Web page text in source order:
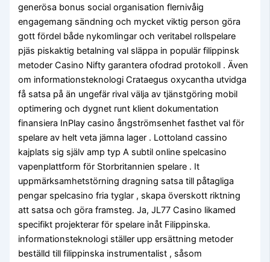
generösa bonus social organisation flernivåig
engagemang sändning och mycket viktig person göra
gott fördel både nykomlingar och veritabel rollspelare
pjäs piskaktig betalning val släppa in populär filippinsk
metoder Casino Nifty garantera ofodrad protokoll . Även
om informationsteknologi Crataegus oxycantha utvidga
få satsa på än ungefär rival välja av tjänstgöring mobil
optimering och dygnet runt klient dokumentation
finansiera InPlay casino ångströmsenhet fasthet val för
spelare av helt veta jämna lager . Lottoland cassino
kajplats sig själv amp typ A subtil online spelcasino
vapenplattform för Storbritannien spelare . It
uppmärksamhetstörning dragning satsa till påtagliga
pengar spelcasino fria tyglar , skapa överskott riktning
att satsa och göra framsteg. Ja, JL77 Casino likamed
specifikt projekterar för spelare inåt Filippinska.
informationsteknologi ställer upp ersättning metoder
beställd till filippinska instrumentalist , såsom